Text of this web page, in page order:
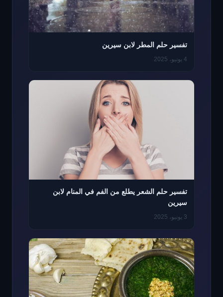
تفسير حلم المطر لابن سيرين
4 يونيو، 2025
تفسير حلم الشعر يطلع من الفم في المنام لابن
سيرين
3 يونيو، 2025